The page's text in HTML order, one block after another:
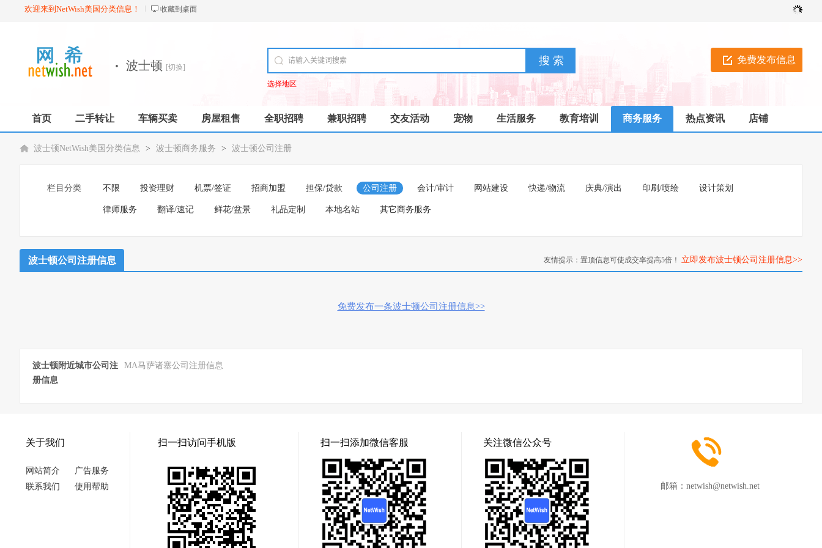
欢迎来到NetWish美国分类信息！ 收藏到桌面
免费发布信息
· 波士顿 [切换]
选择地区
首页 二手转让 车辆买卖 房屋租售 全职招聘 兼职招聘 交友活动 宠物 生活服务 教育培训 商务服务 热点资讯 店铺
波士顿NetWish美国分类信息 > 波士顿商务服务 > 波士顿公司注册
栏目分类 不限 投资理财 机票/签证 招商加盟 担保/贷款 公司注册 会计/审计 网站建设 快递/物流 庆典/演出 印刷/喷绘 设计策划
律师服务 翻译/速记 鲜花/盆景 礼品定制 本地名站 其它商务服务
波士顿公司注册信息 友情提示：置顶信息可使成交率提高5倍！ 立即发布波士顿公司注册信息>>
免费发布一条波士顿公司注册信息>>
波士顿附近城市公司注
册信息
MA马萨诸塞公司注册信息
关于我们
网站简介
广告服务
联系我们
使用帮助
扫一扫访问手机版 扫一扫添加微信客服 关注微信公众号
邮箱： netwish@netwish.net